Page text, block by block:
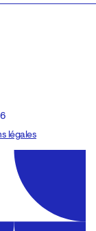
légales